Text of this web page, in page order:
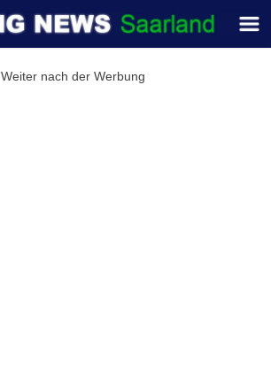
Weiter nach der Werbung